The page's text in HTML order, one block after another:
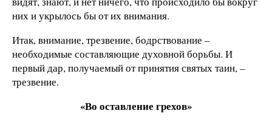
них и укрылось бы от их внимания.
Итак, внимание, трезвение, бодрствование –
необходимые составляющие духовной борьбы. И
первый дар, получаемый от принятия святых таин, –
трезвение.
«Во оставление грехов»